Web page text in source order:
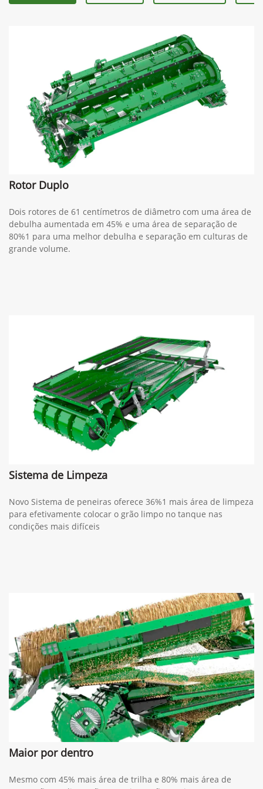
Rotor Duplo
Dois rotores de 61 centímetros de diâmetro com uma área de
debulha aumentada em 45% e uma área de separação de
80%1 para uma melhor debulha e separação em culturas de
grande volume.
Sistema de Limpeza
Novo Sistema de peneiras oferece 36%1 mais área de limpeza
para efetivamente colocar o grão limpo no tanque nas
condições mais difíceis
Maior por dentro
Mesmo com 45% mais área de trilha e 80% mais área de